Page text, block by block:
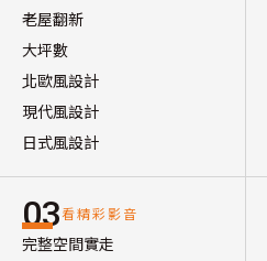
老屋翻新
大坪數
北歐風設計
現代風設計
日式風設計
03看精彩影音
完整空間實走